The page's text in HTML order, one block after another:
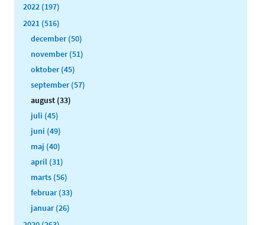
2022 (197)
2021 (516)
december (50)
november (51)
oktober (45)
september (57)
august (33)
juli (45)
juni (49)
maj (40)
april (31)
marts (56)
februar (33)
januar (26)